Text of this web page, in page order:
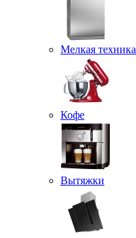
Мелкая техника
Кофе
Вытяжки